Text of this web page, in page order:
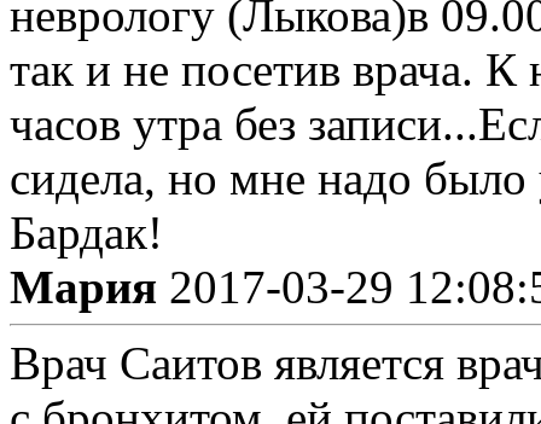
неврологу (Лыкова)в
так и не посетив врача.
часов утра без
сидела, но мне надо
Бардак!
Мария 2017-03-29
Врач Саитов является